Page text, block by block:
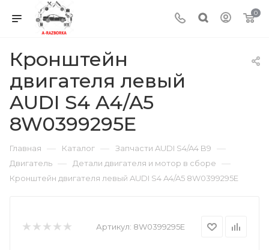
0
Кронштейн
двигателя левый
AUDI S4 A4/A5
8W0399295E
Главная — Каталог — Запчасти AUDI S4/A4 B9 —
Двигатель — Детали двигателя и мотор в сборе —
Кронштейн двигателя левый AUDI S4 A4/A5 8W0399295E
Артикул: 8W0399295E